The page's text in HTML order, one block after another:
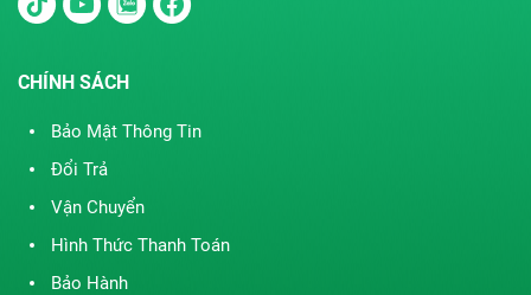
CHÍNH SÁCH
Bảo Mật Thông Tin
Đổi Trả
Vận Chuyển
Hình Thức Thanh Toán
Bảo Hành